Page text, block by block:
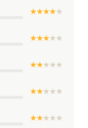
★ ★ ★ ★★
★ ★ ★★★
★ ★★★★
★ ★★★★
★ ★★★★